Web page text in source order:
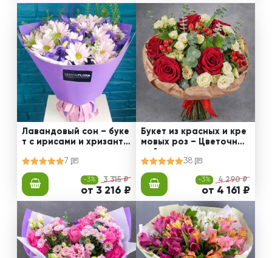
Лавандовый сон – буке
т с ирисами и хризанте
7
-3% 3 315 ₽
от 3 216 ₽
Букет из красных и кре
мовых роз – Цветочный
38
-3% 4 290 ₽
от 4 161 ₽